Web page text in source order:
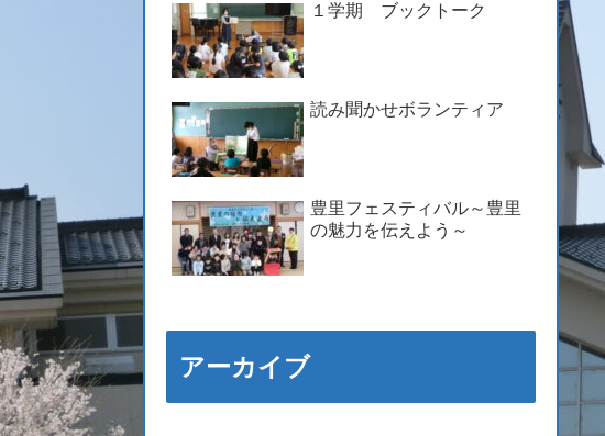
１学期 ブックトーク
読み聞かせボランティア
豊里フェスティバル～豊里
の魅力を伝えよう～
アーカイブ